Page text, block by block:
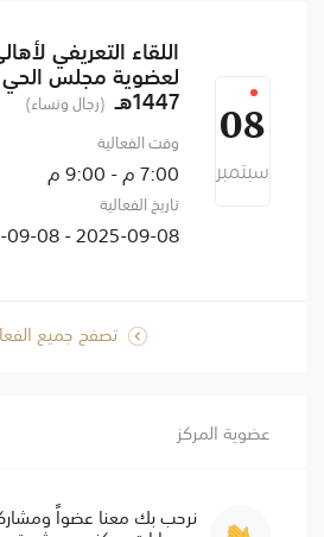
08
سبتمبر
اللقاء التعريفي
لعضوية مجلس الحي
1447هـ
(رجال ونساء)
وقت الفعالية
7:00 م - 9:00 م
تاريخ الفعالية
2025-09-08 - 2025-09-08
تصفح جميع
عضوية المركز
نرحب بك معنا عضواً